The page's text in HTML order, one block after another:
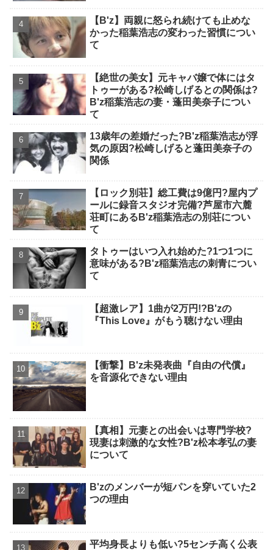
【B'z】両親に怒られ続けても止めな
かった稲葉浩志の変わった習慣につい
て
【絶世の美女】元キャバ嬢で体にはタ
トゥーがある?松崎しげるとの関係は?
B'z稲葉浩志の妻・蓬田美奈子につい
て
13歳年の差婚だった?B'z稲葉浩志が浮
気の原因?松崎しげると蓬田美奈子の
関係
【ロック別荘】総工費は9億円?屋内プ
ールに録音スタジオ完備?芦屋市六麓
荘町にあるB'z稲葉浩志の別荘につい
て
タトゥーはいつ入れ始めた?1つ1つに
意味がある?B'z稲葉浩志の刺青につい
て
【超激レア】1曲が2万円!?B'zの
『This Love』がもう聴けない理由
【衝撃】B'z未発表曲『自由の代償』
を音源化できない理由
【真相】元妻との出会いは専門学校?
現妻は刺激的な女性?B'z松本孝弘の妻
について
B'zのメンバーが短パンを穿いていた2
つの理由
平均身長よりも低い?5センチ高く公表